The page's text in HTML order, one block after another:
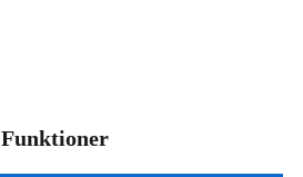
Funktioner